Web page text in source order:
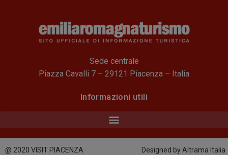
Sede centrale
Piazza Cavalli 7 – 29121 Piacenza – Italia
Informazioni utili
@ 2020 VISIT PIACENZA Designed by Altrama Italia